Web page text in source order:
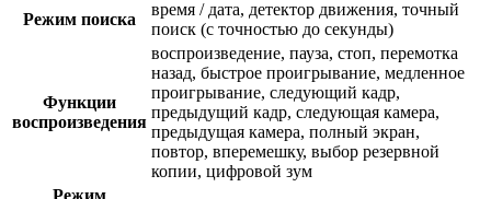
Режим поиска
время / дата, детектор движения, точный
поиск (с точностью до секунды)
Функции
воспроизведения
воспроизведение, пауза, стоп, перемотка
назад, быстрое проигрывание, медленное
проигрывание, следующий кадр,
предыдущий кадр, следующая камера,
предыдущая камера, полный экран,
повтор, вперемешку, выбор резервной
копии, цифровой зум
Режим